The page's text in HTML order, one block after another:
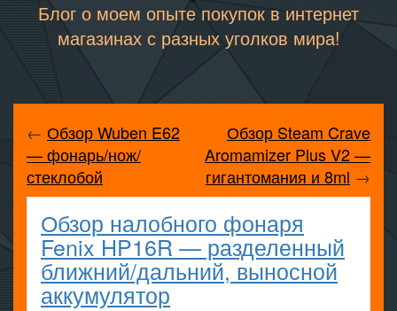
Блог о моем опыте покупок в интернет
магазинах с разных уголков мира!
← Обзор Wuben E62
— фонарь/нож/
стеклобой
Обзор Steam Crave
Aromamizer Plus V2 —
гигантомания и 8ml →
Обзор налобного фонаря
Fenix HP16R — разделенный
ближний/дальний, выносной
аккумулятор